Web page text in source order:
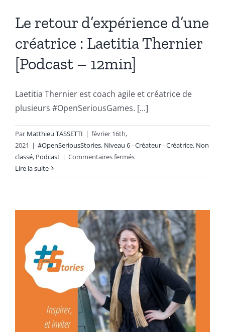
Le retour d’expérience d’une
créatrice : Laetitia Thernier
[Podcast – 12min]
Laetitia Thernier est coach agile et créatrice de
plusieurs #OpenSeriousGames. [...]
Par Matthieu TASSETTI | février 16th,
2021 | #OpenSeriousStories, Niveau 6 - Créateur - Créatrice, Non
classé, Podcast | Commentaires ferméssur
retour
créatrice
:
Laetitia
Thernier
[Podcast
12min]
Lire la suite